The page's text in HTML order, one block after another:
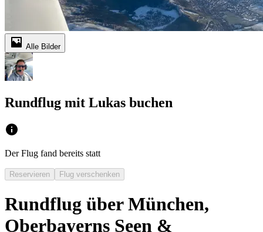
Alle Bilder
Rundflug mit Lukas buchen
Der Flug fand bereits statt
Reservieren Flug verschenken
Rundflug über München,
Oberbayerns Seen &